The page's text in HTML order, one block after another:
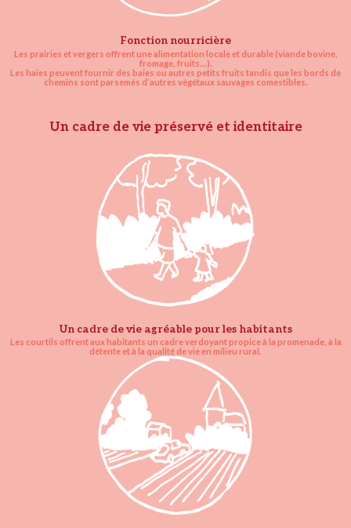
Fonction nourricière
Les prairies et vergers offrent une alimentation locale et durable (viande bovine,
fromage, fruits...).
Les haies peuvent fournir des baies ou autres petits fruits tandis que les bords de
chemins sont parsemés d’autres végétaux sauvages comestibles.
Un cadre de vie préservé et identitaire
Un cadre de vie agréable pour les habitants
Les courtils offrent aux habitants un cadre verdoyant propice à la promenade, à la
détente et à la qualité de vie en milieu rural.